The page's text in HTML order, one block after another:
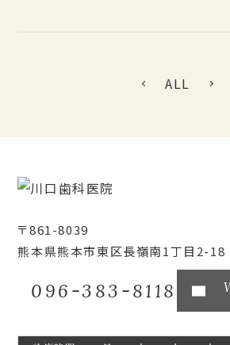
ALL
〒861-8039
熊本県熊本市東区長嶺南1丁目2-18
096-383-8118